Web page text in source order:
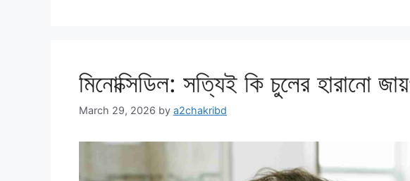
মিনোক্সিডিল: সত্যিই কি চুলের হারানো
March 29, 2026 by a2chakribd